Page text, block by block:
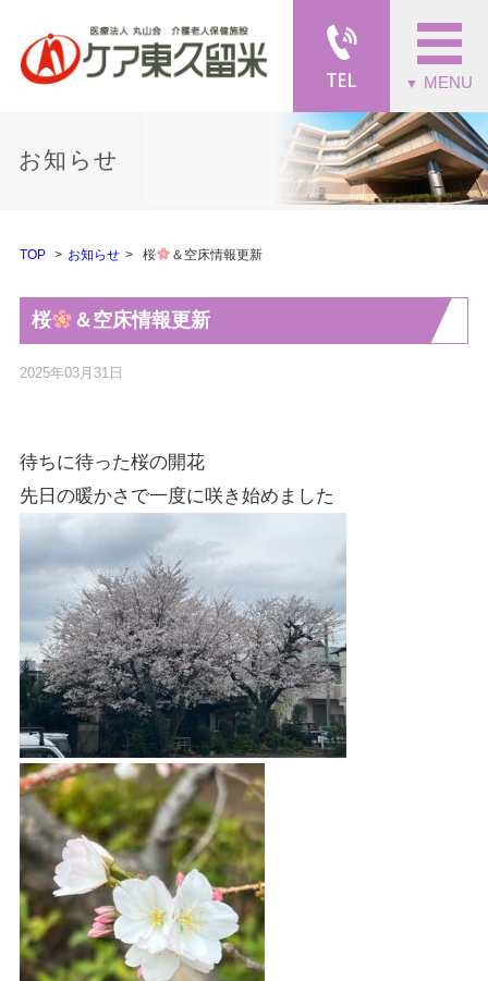
▼ MENU
お知らせ
TOP お知らせ 桜 ＆空床情報更新
桜 ＆空床情報更新
2025年03月31日
待ちに待った桜の開花
先日の暖かさで一度に咲き始めました